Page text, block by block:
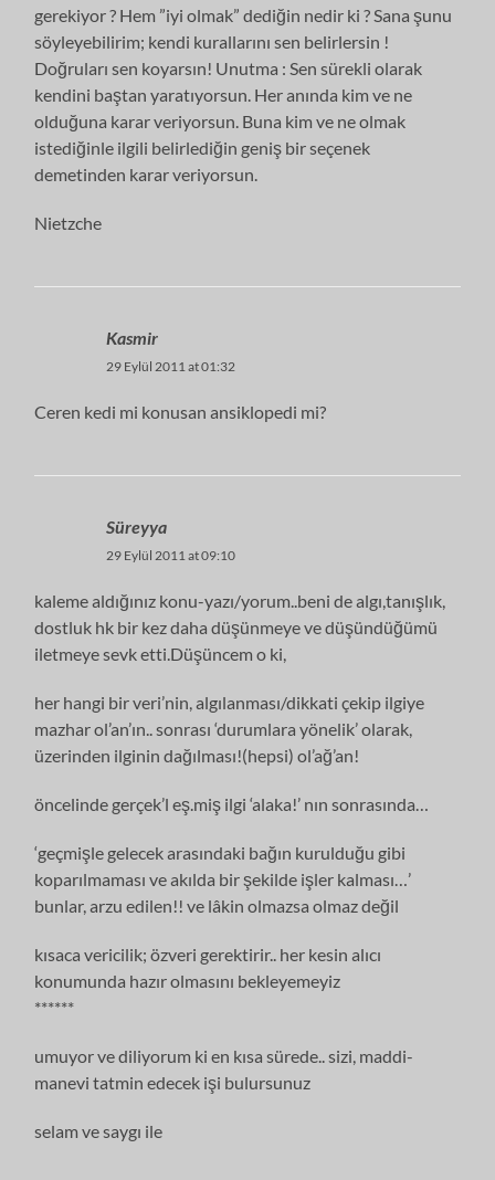
gerekiyor ? Hem ”iyi olmak” dediğin nedir ki ? Sana şunu
söyleyebilirim; kendi kurallarını sen belirlersin !
Doğruları sen koyarsın! Unutma : Sen sürekli olarak
kendini baştan yaratıyorsun. Her anında kim ve ne
olduğuna karar veriyorsun. Buna kim ve ne olmak
istediğinle ilgili belirlediğin geniş bir seçenek
demetinden karar veriyorsun.
Nietzche
Kasmir
29 Eylül 2011 at 01:32
Ceren kedi mi konusan ansiklopedi mi?
Süreyya
29 Eylül 2011 at 09:10
kaleme aldığınız konu-yazı/yorum..beni de algı,tanışlık,
dostluk hk bir kez daha düşünmeye ve düşündüğümü
iletmeye sevk etti.Düşüncem o ki,
her hangi bir veri’nin, algılanması/dikkati çekip ilgiye
mazhar ol’an’ın.. sonrası ‘durumlara yönelik’ olarak,
üzerinden ilginin dağılması!(hepsi) ol’ağ’an!
öncelinde gerçek’l eş.miş ilgi ‘alaka!’ nın sonrasında…
‘geçmişle gelecek arasındaki bağın kurulduğu gibi
koparılmaması ve akılda bir şekilde işler kalması…’
bunlar, arzu edilen!! ve lâkin olmazsa olmaz değil
kısaca vericilik; özveri gerektirir.. her kesin alıcı
konumunda hazır olmasını bekleyemeyiz
******
umuyor ve diliyorum ki en kısa sürede.. sizi, maddi-
manevi tatmin edecek işi bulursunuz
selam ve saygı ile